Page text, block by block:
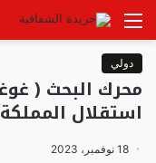
القائمة
دولي
استقلال المملكة
18 نوفمبر، 2023